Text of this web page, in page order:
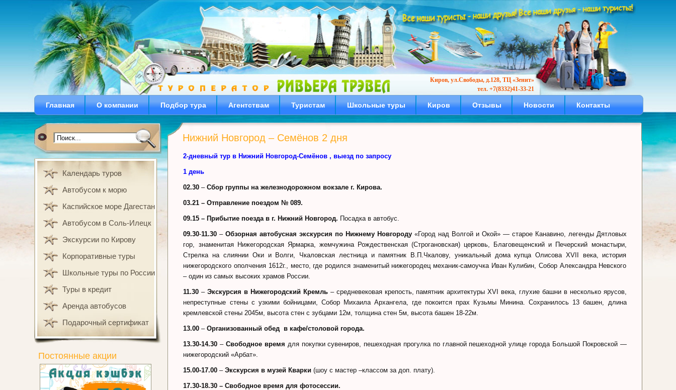
Киров, ул.Свободы, д.128, ТЦ «Зенит»
тел. +7(8332)41-33-21
Главная О компании Подбор тура Агентствам Туристам Школьные туры Киров Отзывы Новости Контакты
Нижний Новгород – Семёнов 2 дня
2-дневный тур в Нижний Новгород-Семёнов , выезд по запросу
1 день
02.30–Сбор группы на железнодорожном вокзале г. Кирова.
03.21 – Отправление поездом № 089.
09.15 – Прибытие поезда в г. Нижний Новгород. Посадка в автобус.
09.30-11.30 –Обзорная автобусная экскурсия по Нижнему Новгороду«Город над Волгой и Окой» — старое Канавино, легенды Дятловых
гор, знаменитая Нижегородская Ярмарка, жемчужина Рождественская (Строгановская) церковь, Благовещенский и Печерский монастыри,
Стрелка на слиянии Оки и Волги, Чкаловская лестница и памятник В.П.Чкалову, уникальный дома купца Олисова XVII века, история
нижегородского ополчения 1612г., место, где родился знаменитый нижегородец механик-самоучка Иван Кулибин, Собор Александра Невского
– один из самых высоких храмов России.
11.30 –Экскурсия в Нижегородский Кремль– средневековая крепость, памятник архитектуры XVI века, глухие башни в несколько ярусов,
непреступные стены с узкими бойницами, Собор Михаила Архангела, где покоится прах Кузьмы Минина. Сохранилось 13 башен, длина
кремлевской стены 2045м, высота стен с зубцами 12м, толщина стен 5м, высота башен 18-22м.
13.00 –Организованный обед в кафе/столовой города.
13.30-14.30 –Свободное время для покупки сувениров, пешеходная прогулка по главной пешеходной улице города Большой Покровской —
нижегородский «Арбат».
15.00-17.00 –Экскурсия в музей Кварки (шоу с мастер –классом за доп. плату).
17.30-18.30 – Свободное время для фотосессии.
Календарь туров
Автобусом к морю
Каспийское море Дагестан
Автобусом в Соль-Илецк
Экскурсии по Кирову
Корпоративные туры
Школьные туры по России
Туры в кредит
Аренда автобусов
Подарочный сертификат
Постоянные акции